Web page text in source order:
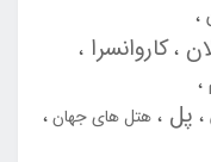
کاروانسرا
پل هتل های جهان